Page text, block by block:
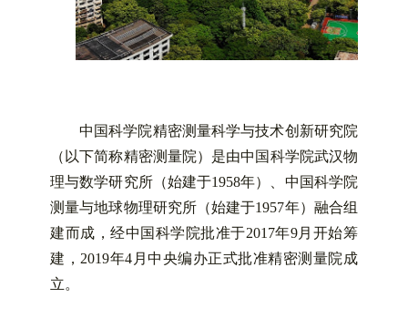
中国科学院精密测量科学与技术创新研究院
（以下简称精密测量院）是由中国科学院武汉物
理与数学研究所（始建于1958年）、中国科学院
测量与地球物理研究所（始建于1957年）融合组
建而成，经中国科学院批准于2017年9月开始筹
建，2019年4月中央编办正式批准精密测量院成
立。